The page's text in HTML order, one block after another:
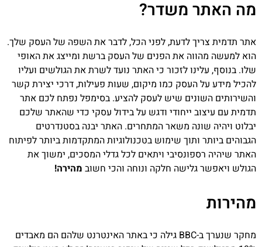
מה האתר משדר?
אתר תדמית צריך לדעת, לפני הכל, לדבר את השפה של העסק שלך.
הוא למעשה מהווה את הפנים של העסק ברשת ומייצג את האופי
שלו. בנוסף, עלינו לזכור כי האתר נועד לשרת את הגולשים ועליו
להכיל מידע על העסק כמו מיקום, שעות פעילות, דרכי יצירת קשר
והשירותים השונים שיש לעסק להציע. בסימפל נפתח לכם אתר
תדמית עם עיצוב ייחודי ודגש על בידול עסקי כדי שהאתר שלכם
יבלוט ויהיה שונה משאר המתחרים. האתר יבנה בסטנדרטים
הגבוהים ביותר ותוך שימוש בטכנולוגיות המתקדמות ביותר לפיתוח
האתר שיהיה רספונסיבי ויתאים לכל גדלי המסכים, ימשוך את
הגולש ויאפשר גלישה חלקה ונוחה והכי חשוב מהירה!
מהירות
מחקר שנערך ב-BBC גילה כי באתר האינטרנט שלהם הם מאבדים